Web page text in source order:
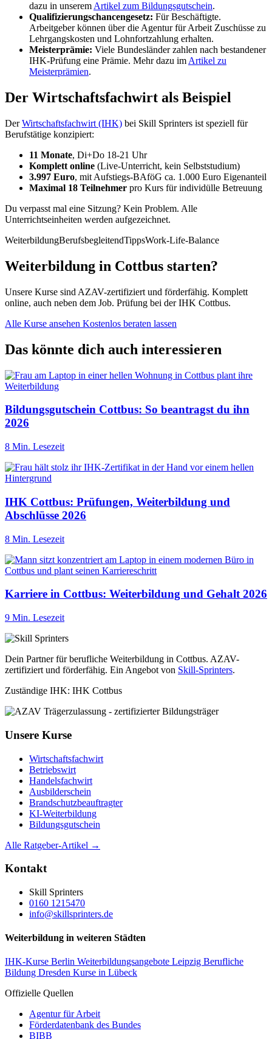
dazu in unserem Artikel zum Bildungsgutschein.
Qualifizierungschancengesetz: Für Beschäftigte.
Arbeitgeber können über die Agentur für Arbeit Zuschüsse zu
Lehrgangskosten und Lohnfortzahlung erhalten.
Meisterprämie: Viele Bundesländer zahlen nach bestandener
IHK-Prüfung eine Prämie. Mehr dazu im Artikel zu
Meisterprämien.
Der Wirtschaftsfachwirt als Beispiel
DerWirtschaftsfachwirt (IHK) bei Skill Sprinters ist speziell für
Berufstätige konzipiert:
11 Monate, Di+Do 18-21 Uhr
Komplett online (Live-Unterricht, kein Selbststudium)
3.997 Euro, mit Aufstiegs-BAföG ca. 1.000 Euro Eigenanteil
Maximal 18 Teilnehmer pro Kurs für individülle Betreuung
Du verpasst mal eine Sitzung? Kein Problem. Alle
Unterrichtseinheiten werden aufgezeichnet.
WeiterbildungBerufsbegleitendTippsWork-Life-Balance
Weiterbildung in Cottbus starten?
Unsere Kurse sind AZAV-zertifiziert und förderfähig. Komplett
online, auch neben dem Job. Prüfung bei der IHK Cottbus.
Alle Kurse ansehen Kostenlos beraten lassen
Das könnte dich auch interessieren
Bildungsgutschein Cottbus: So beantragst du ihn
2026
8 Min. Lesezeit
IHK Cottbus: Prüfungen, Weiterbildung und
Abschlüsse 2026
8 Min. Lesezeit
Karriere in Cottbus: Weiterbildung und Gehalt 2026
9 Min. Lesezeit
Dein Partner für berufliche Weiterbildung in Cottbus. AZAV-
zertifiziert und förderfähig. Ein Angebot von Skill-Sprinters.
Zuständige IHK: IHK Cottbus
Unsere Kurse
Wirtschaftsfachwirt
Betriebswirt
Handelsfachwirt
Ausbilderschein
Brandschutzbeauftragter
KI-Weiterbildung
Bildungsgutschein
Alle Ratgeber-Artikel →
Kontakt
Skill Sprinters
0160 1215470
info@skillsprinters.de
Weiterbildung in weiteren Städten
IHK-Kurse Berlin Weiterbildungsangebote Leipzig Berufliche
Bildung Dresden Kurse in Lübeck
Offizielle Quellen
Agentur für Arbeit
Förderdatenbank des Bundes
BIBB